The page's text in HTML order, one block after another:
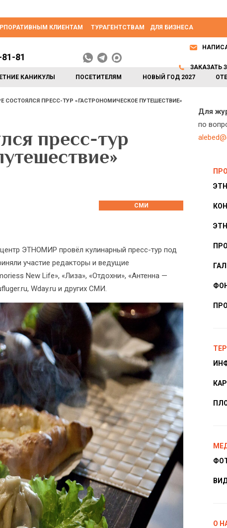
КЛИЕНТАМ ТУРАГЕНТСТВАМ ДЛЯ БИЗНЕСА
КАНИКУЛЫ ПОСЕТИТЕЛЯМ НОВЫЙ ГОД 2027
81
ЗАКАЗАТЬ
СОСТОЯЛСЯ ПРЕСС-ТУР «ГАСТРОНОМИЧЕСКОЕ ПУТЕШЕСТВИЕ»
пресс-тур
СМИ
ЭТНОМИР провёл кулинарный пресс-тур под
участие редакторы и ведущие
New Life», «Лиза», «Отдохни», «Антенна —
Wday.ru и других СМИ.
Для
по
О